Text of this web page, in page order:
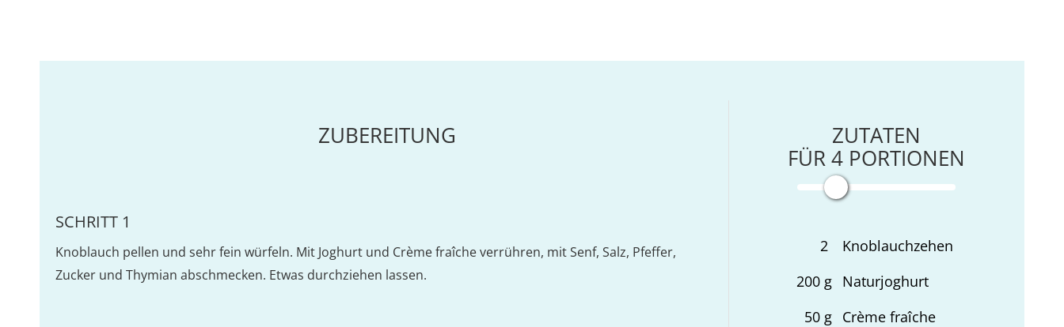
ZUBEREITUNG
SCHRITT 1
Knoblauch pellen und sehr fein würfeln. Mit Joghurt und Crème fraîche verrühren, mit Senf, Salz, Pfeffer,
Zucker und Thymian abschmecken. Etwas durchziehen lassen.
ZUTATEN
FÜR4 PORTIONEN
2
Knoblauchzehen
200g Naturjoghurt
50g Crème fraîche